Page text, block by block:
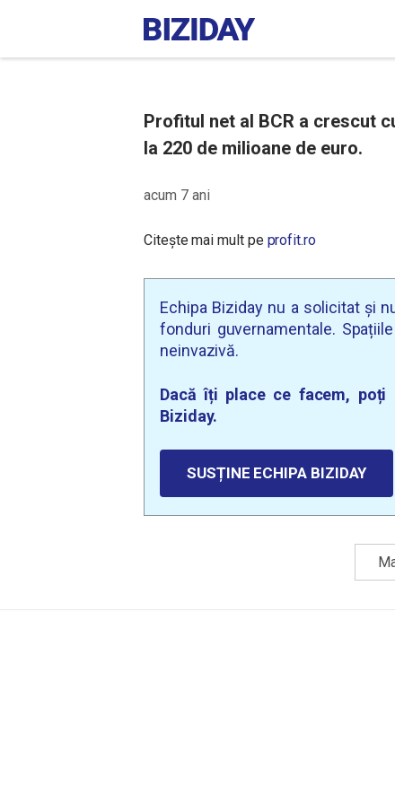
Profitul net al BCR a crescut
la 220 de milioane de euro.
acum 7 ani
Citește mai mult pe profit.ro
Echipa Biziday nu a solicitat și
fonduri guvernamentale.
neinvazivă.
Dacă îți place ce facem, poți
Biziday.
SUSȚINE ECHIPA BIZIDAY